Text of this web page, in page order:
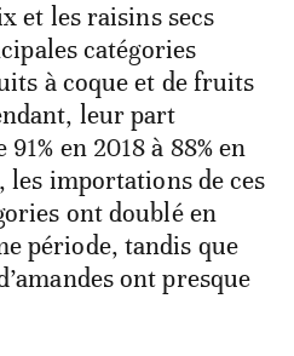
et les raisins secs
catégories
à coque et de fruits
leur part
en 2018 à 88% en
les importations de ces
ont doublé en
période, tandis que
ont presque